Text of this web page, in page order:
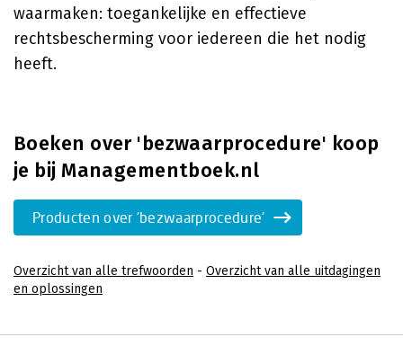
waarmaken: toegankelijke en effectieve
rechtsbescherming voor iedereen die het nodig
heeft.
Boeken over 'bezwaarprocedure' koop
je bij Managementboek.nl
Producten over 'bezwaarprocedure'
Overzicht van alle trefwoorden - Overzicht van alle uitdagingen
en oplossingen